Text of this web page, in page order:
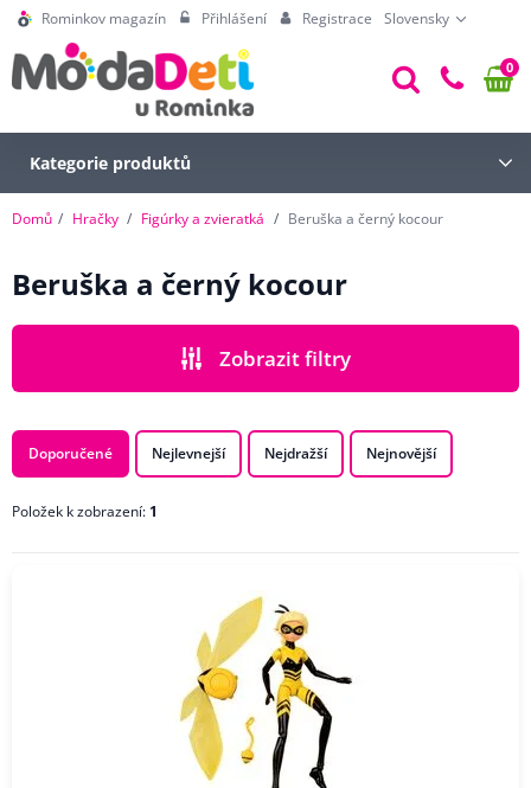
Rominkov magazín Přihlášení Registrace Slovensky
0
Kategorie produktů
Domů Hračky Figúrky a zvieratká Beruška a černý kocour
Beruška a černý kocour
Zobrazit filtry
CENA
POHLAVÍ
Doporučené Nejlevnejší Nejdražší Nejnovější
Položek k zobrazení: 1